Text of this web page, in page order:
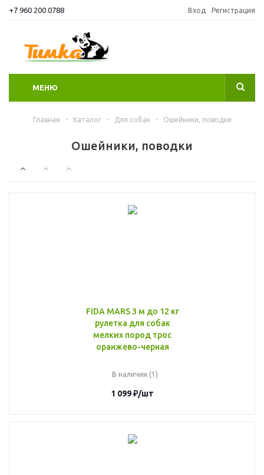
+7 960 200 0788 Вход Регистрация
МЕНЮ
Главная - Каталог - Для собак - Ошейники, поводки
Ошейники, поводки
FIDA MARS 3 м до 12 кг
рулетка для собак
мелких пород трос
оранжево-черная
В наличии (1)
1 099₽/шт